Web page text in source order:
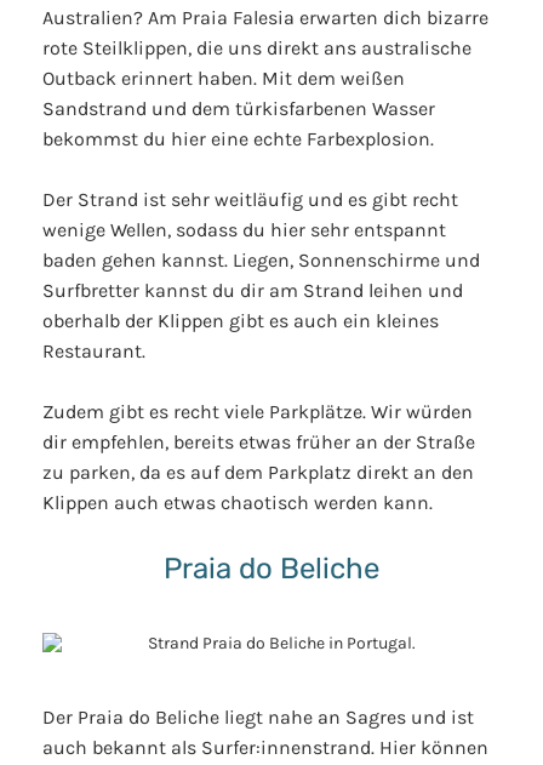
Australien? Am Praia Falesia erwarten dich bizarre
rote Steilklippen, die uns direkt ans australische
Outback erinnert haben. Mit dem weißen
Sandstrand und dem türkisfarbenen Wasser
bekommst du hier eine echte Farbexplosion.
Der Strand ist sehr weitläufig und es gibt recht
wenige Wellen, sodass du hier sehr entspannt
baden gehen kannst. Liegen, Sonnenschirme und
Surfbretter kannst du dir am Strand leihen und
oberhalb der Klippen gibt es auch ein kleines
Restaurant.
Zudem gibt es recht viele Parkplätze. Wir würden
dir empfehlen, bereits etwas früher an der Straße
zu parken, da es auf dem Parkplatz direkt an den
Klippen auch etwas chaotisch werden kann.
Praia do Beliche
Der Praia do Beliche liegt nahe an Sagres und ist
auch bekannt als Surfer:innenstrand. Hier können